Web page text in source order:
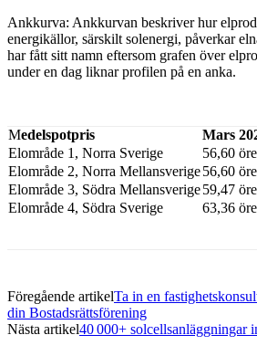
Ankkurva: Ankkurvan beskriver hur
energikällor, särskilt solenergi, påverkar
har fått sitt namn eftersom grafen över
under en dag liknar profilen på en anka.
Medelspotpris Mars
Elområde 1, Norra Sverige
56,60
Elområde 2, Norra Mellansverige56,60
Elområde 3, Södra Mellansverige59,47
Elområde 4, Södra Sverige
63,36
Föregående artikelTa in en
din Bostadsrättsförening
Nästa artikel40 000+ solcellsanläggningar